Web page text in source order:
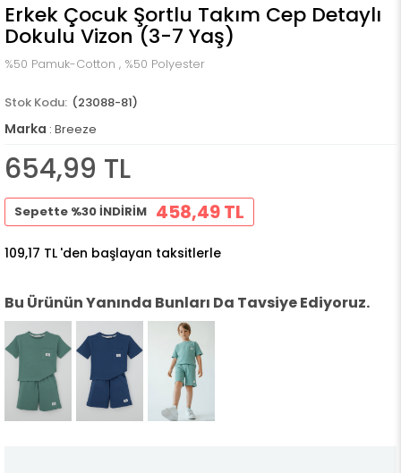
Erkek Çocuk Şortlu Takım Cep Detaylı
Dokulu Vizon (3-7 Yaş)
%50 Pamuk-Cotton , %50 Polyester
(23088-81)
Marka : Breeze
654,99 TL
Sepette %30 İNDİRİM 458,49 TL
109,17 TL 'den başlayan taksitlerle
Bu Ürünün Yanında Bunları Da Tavsiye Ediyoruz.